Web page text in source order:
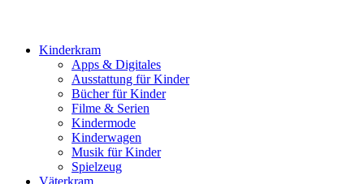
Kinderkram
Apps & Digitales
Ausstattung für Kinder
Bücher für Kinder
Filme & Serien
Kindermode
Kinderwagen
Musik für Kinder
Spielzeug
Väterkram